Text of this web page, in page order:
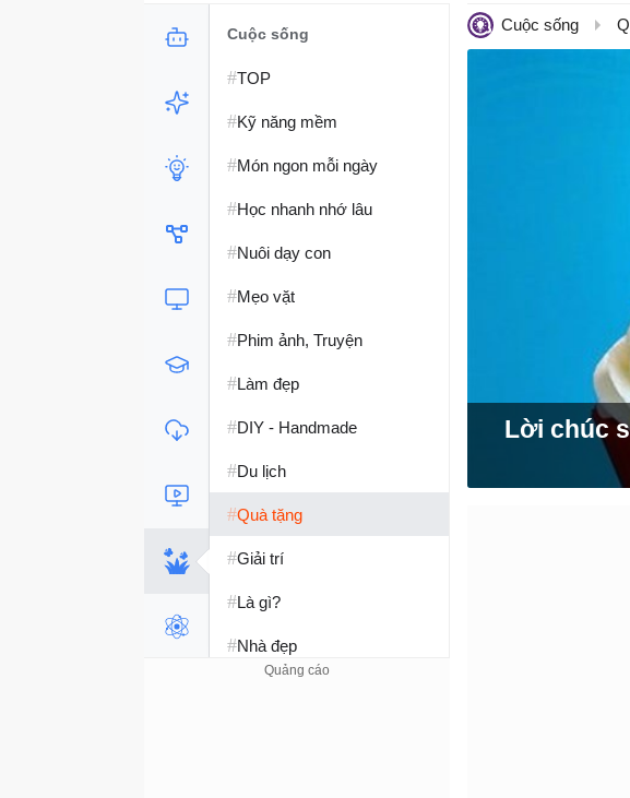
Cuộc sống
#TOP
#Kỹ năng mềm
#Món ngon mỗi ngày
#Học nhanh nhớ lâu
#Nuôi dạy con
#Mẹo vặt
#Phim ảnh, Truyện
#Làm đẹp
#DIY - Handmade
#Du lịch
#Quà tặng
#Giải trí
#Là gì?
#Nhà đẹp
Cuộc sống
Lời chúc